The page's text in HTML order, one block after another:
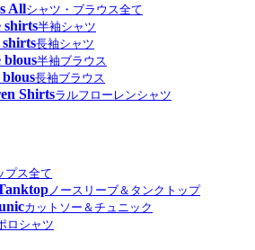
Allシャツ・ブラウス全て
shirts半袖シャツ
shirts長袖シャツ
blous半袖ブラウス
blous長袖ブラウス
Shirtsラルフローレンシャツ
プス全て
ノースリーブ＆タンクトップ
カットソー＆チュニック
ロシャツ